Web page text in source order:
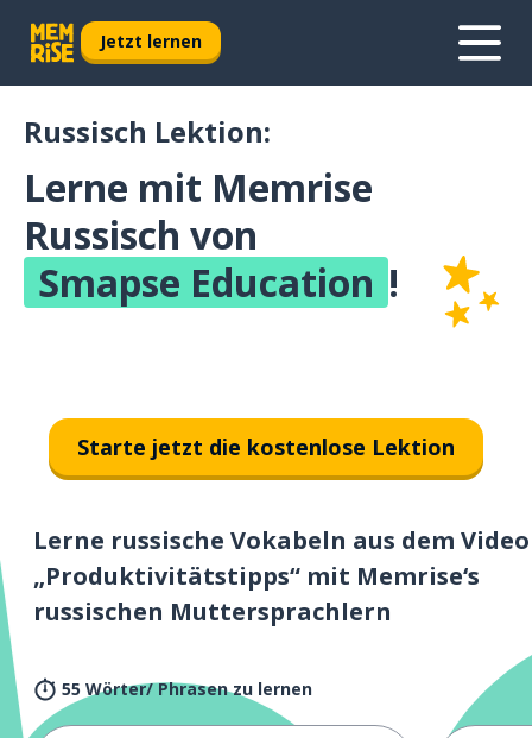
Jetzt lernen
Russisch Lektion:
Lerne mit Memrise
Russisch von
Smapse Education !
Starte jetzt die kostenlose Lektion
Lerne russische Vokabeln aus dem Video
„Produktivitätstipps“ mit Memrise‘s
russischen Muttersprachlern
55 Wörter/ Phrasen zu lernen